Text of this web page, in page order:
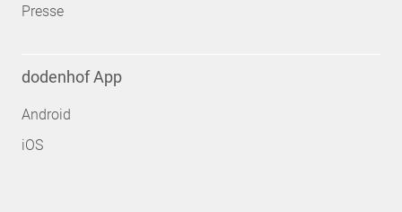
Presse
dodenhof App
Android
iOS